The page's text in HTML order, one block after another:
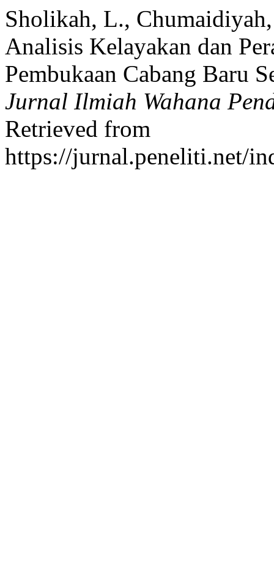
Sholikah, L.,
Analisis Kelayakan dan
Pembukaan Cabang Baru
Jurnal Ilmiah Wahana
Retrieved from
https://jurnal.peneliti.net/